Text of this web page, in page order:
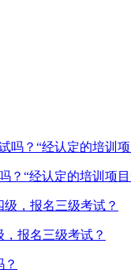
？“经认定的培训项目
报名三级考试？